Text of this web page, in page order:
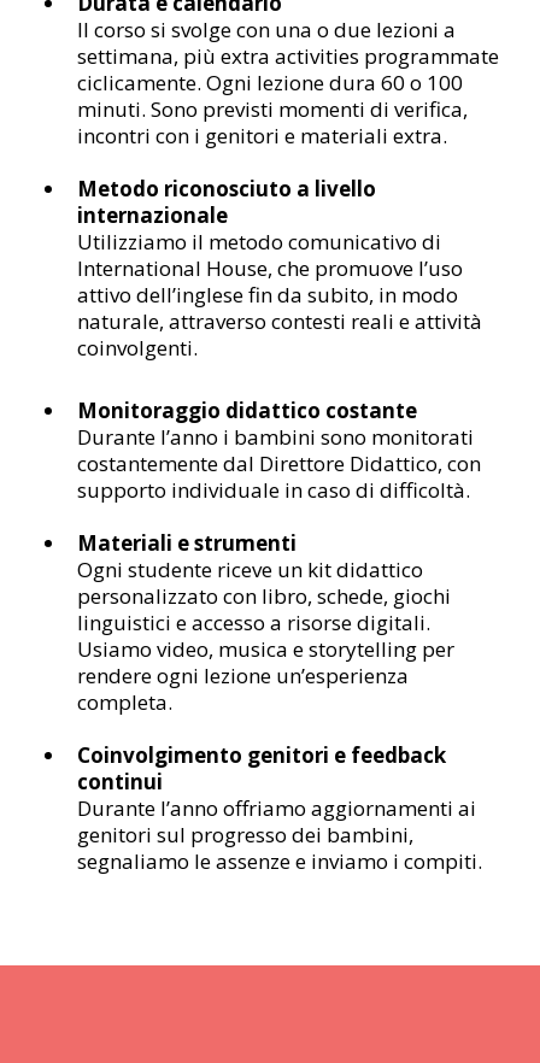
Il corso si svolge con una o due lezioni a
settimana, più extra activities programmate
ciclicamente. Ogni lezione dura 60 o 100
minuti. Sono previsti momenti di verifica,
incontri con i genitori e materiali extra.
Metodo riconosciuto a livello
internazionale
Utilizziamo il metodo comunicativo di
International House, che promuove l’uso
attivo dell’inglese fin da subito, in modo
naturale, attraverso contesti reali e attività
coinvolgenti.
Monitoraggio didattico costante
Durante l’anno i bambini sono monitorati
costantemente dal Direttore Didattico, con
supporto individuale in caso di difficoltà.
Materiali e strumenti
Ogni studente riceve un kit didattico
personalizzato con libro, schede, giochi
linguistici e accesso a risorse digitali.
Usiamo video, musica e storytelling per
rendere ogni lezione un’esperienza
completa.
Coinvolgimento genitori e feedback
continui
Durante l’anno offriamo aggiornamenti ai
genitori sul progresso dei bambini,
segnaliamo le assenze e inviamo i compiti.